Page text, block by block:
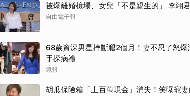
被爆離婚檢場、女兒「不是親生的」 李翊
自由電子報
68歲資深男星摔斷腿2個月！妻不忍了怒
手探病禮
鏡報
胡瓜保險箱「上百萬現金」消失！笑曝寵